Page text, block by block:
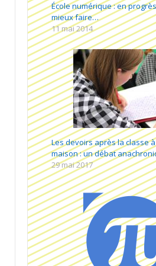
École numérique : en
mieux faire…
11 mai 2014
Les devoirs après la classe à
maison : un débat
29 mai 2017